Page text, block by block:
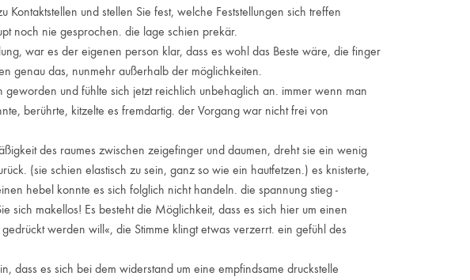
Kontaktstellen und stellen Sie fest, welche Feststellungen sich treffen
noch nie gesprochen. die lage schien prekär.
war es der eigenen person klar, dass es wohl das Beste wäre, die finger
genau das, nunmehr außerhalb der möglichkeiten.
und fühlte sich jetzt reichlich unbehaglich an. immer wenn man
berührte, kitzelte es fremdartig. der Vorgang war nicht frei von
des raumes zwischen zeigefinger und daumen, dreht sie ein wenig
(sie schien elastisch zu sein, ganz so wie ein hautfetzen.) es knisterte,
hebel konnte es sich folglich nicht handeln. die spannung stieg -
sich makellos! Es besteht die Möglichkeit, dass es sich hier um einen
werden will«, die Stimme klingt etwas verzerrt. ein gefühl des
dass es sich bei dem widerstand um eine empfindsame druckstelle